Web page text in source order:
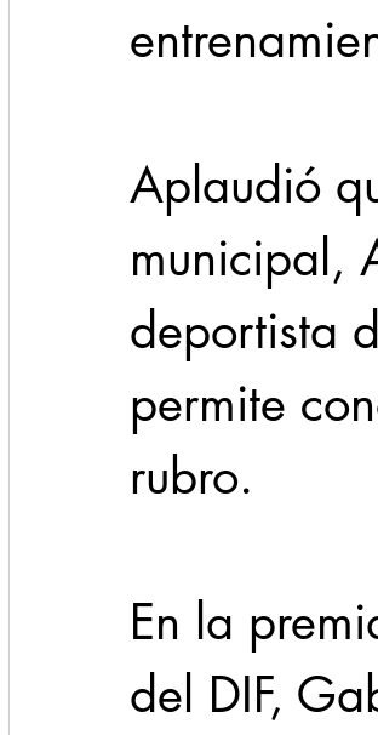
Aplaudió
municipal,
deportista
permite
rubro.
En la
del DIF,